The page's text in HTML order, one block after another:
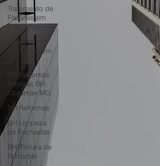
Tratamento de
Fissuras em
Fachadas
Limpeza de
Fachadas em
BH Reformas
Prediais BH:
Obramax MG
BH Reformas
BH Limpeza
de Fachadas
BH Pintura de
fachadas
Horizonte